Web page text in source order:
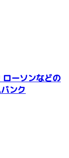
ーソンなどの
ンク